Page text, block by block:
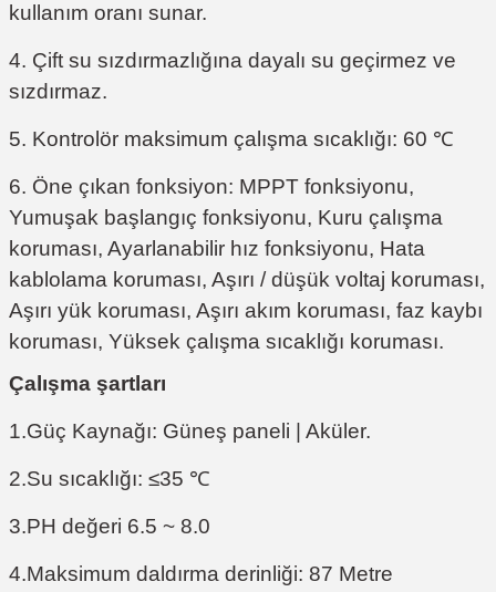
kullanım oranı sunar.
4. Çift su sızdırmazlığına dayalı su geçirmez ve
sızdırmaz.
5. Kontrolör maksimum çalışma sıcaklığı: 60 ℃
6. Öne çıkan fonksiyon: MPPT fonksiyonu,
Yumuşak başlangıç ​​fonksiyonu, Kuru çalışma
koruması, Ayarlanabilir hız fonksiyonu, Hata
kablolama koruması, Aşırı / düşük voltaj koruması,
Aşırı yük koruması, Aşırı akım koruması, faz kaybı
koruması, Yüksek çalışma sıcaklığı koruması.
Çalışma şartları
1.Güç Kaynağı: Güneş paneli | Aküler.
2.Su sıcaklığı: ≤35 ℃
3.PH değeri 6.5 ~ 8.0
4.Maksimum daldırma derinliği: 87 Metre